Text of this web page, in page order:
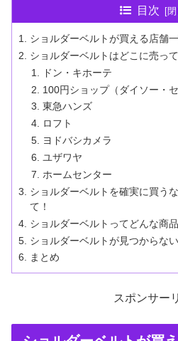
目次
ショルダーベルトが買える店舗
ショルダーベルトはどこに売っ
ドン・キホーテ
100円ショップ（ダイソー・セ
東急ハンズ
ロフト
ヨドバシカメラ
ユザワヤ
ホームセンター
ショルダーベルトを確実に買う
て！
ショルダーベルトってどんな商
ショルダーベルトが見つからな
まとめ
スポンサー